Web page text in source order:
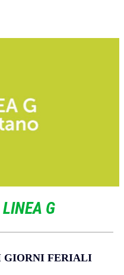
G
GIORNI FERIALI